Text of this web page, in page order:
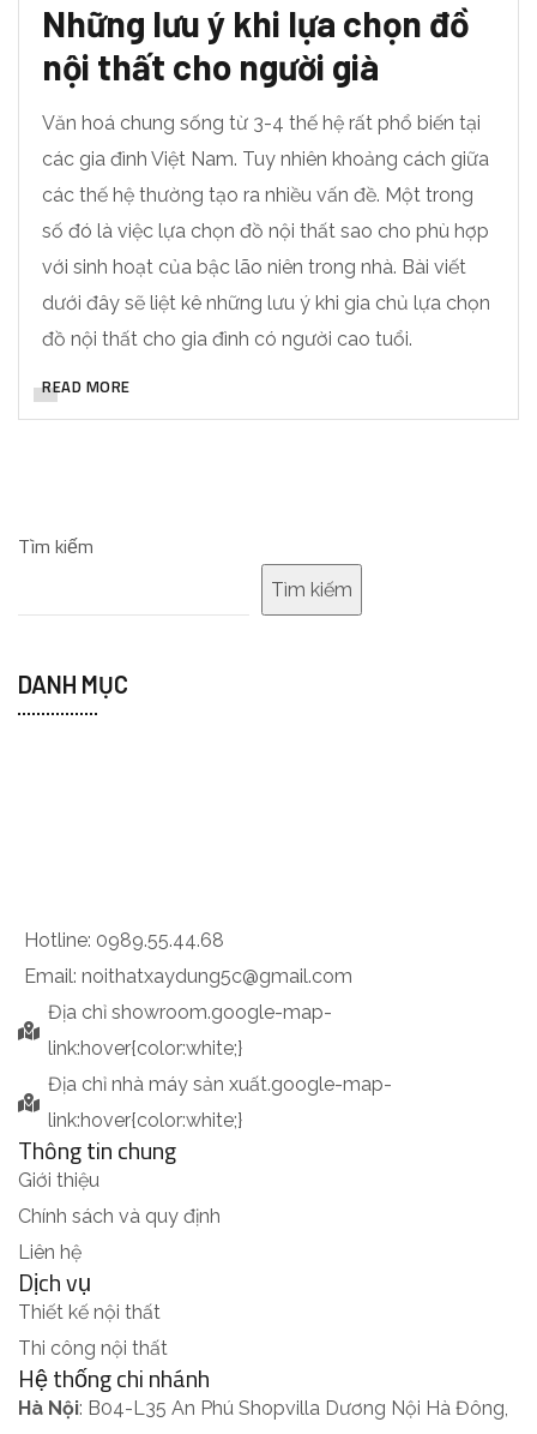
Những lưu ý khi lựa chọn đồ
nội thất cho người già
Văn hoá chung sống từ 3-4 thế hệ rất phổ biến tại
các gia đình Việt Nam. Tuy nhiên khoảng cách giữa
các thế hệ thường tạo ra nhiều vấn đề. Một trong
số đó là việc lựa chọn đồ nội thất sao cho phù hợp
với sinh hoạt của bậc lão niên trong nhà. Bài viết
dưới đây sẽ liệt kê những lưu ý khi gia chủ lựa chọn
đồ nội thất cho gia đình có người cao tuổi.
READ MORE
Tìm kiếm
Tìm kiếm
DANH MỤC
Hotline: 0989.55.44.68
Email: noithatxaydung5c@gmail.com
Địa chỉ showroom.google-map-
link:hover{color:white;}
Địa chỉ nhà máy sản xuất.google-map-
link:hover{color:white;}
Thông tin chung
Giới thiệu
Chính sách và quy định
Liên hệ
Dịch vụ
Thiết kế nội thất
Thi công nội thất
Hệ thống chi nhánh
Hà Nội: B04-L35 An Phú Shopvilla Dương Nội Hà Đông,